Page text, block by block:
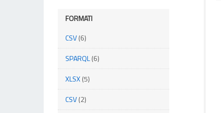
FORMATI
CSV(6)
SPARQL(6)
XLSX(5)
CSV(2)